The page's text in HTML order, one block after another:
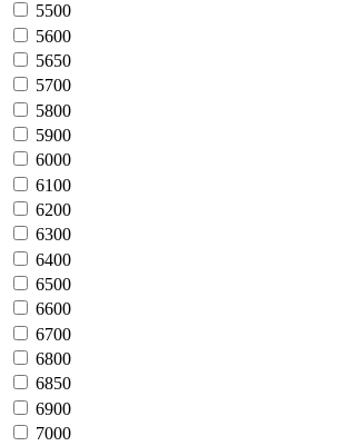
5500
5600
5650
5700
5800
5900
6000
6100
6200
6300
6400
6500
6600
6700
6800
6850
6900
7000